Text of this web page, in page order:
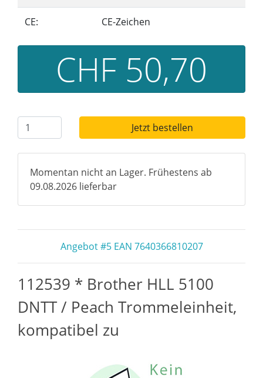
CE: CE-Zeichen
CHF 50,70
Jetzt bestellen
Momentan nicht an Lager. Frühestens ab
09.08.2026 lieferbar
Angebot #5 EAN 7640366810207
112539 * Brother HLL 5100
DNTT / Peach Trommeleinheit,
kompatibel zu